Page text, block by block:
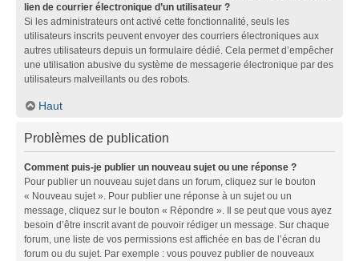
lien de courrier électronique d’un utilisateur ?
Si les administrateurs ont activé cette fonctionnalité, seuls les
utilisateurs inscrits peuvent envoyer des courriers électroniques aux
autres utilisateurs depuis un formulaire dédié. Cela permet d’empêcher
une utilisation abusive du système de messagerie électronique par des
utilisateurs malveillants ou des robots.
Haut
Problèmes de publication
Comment puis-je publier un nouveau sujet ou une réponse ?
Pour publier un nouveau sujet dans un forum, cliquez sur le bouton
« Nouveau sujet ». Pour publier une réponse à un sujet ou un
message, cliquez sur le bouton « Répondre ». Il se peut que vous ayez
besoin d’être inscrit avant de pouvoir rédiger un message. Sur chaque
forum, une liste de vos permissions est affichée en bas de l’écran du
forum ou du sujet. Par exemple : vous pouvez publier de nouveaux